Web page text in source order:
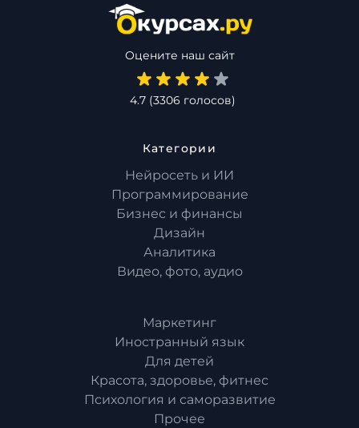
Оцените наш сайт
4.7 (3306 голосов)
Категории
Нейросеть и ИИ
Программирование
Бизнес и финансы
Дизайн
Аналитика
Видео, фото, аудио
Маркетинг
Иностранный язык
Для детей
Красота, здоровье, фитнес
Психология и саморазвитие
Прочее